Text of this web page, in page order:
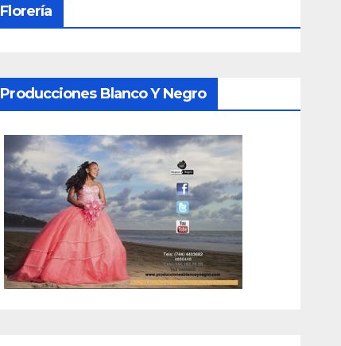
Florería
Producciones Blanco Y Negro